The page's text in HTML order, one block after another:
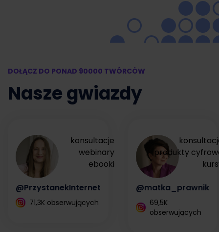
DOŁĄCZ DO PONAD 90000 TWÓRCÓW
Nasze gwiazdy
konsultacje
webinary
ebooki
@PrzystanekInternet
71,3K obserwujących
produkty
@matka_prawnik
69,5K
obserwujących